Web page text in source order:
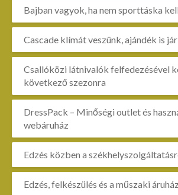
Bajban vagyok, ha nem sporttáska
Cascade klímát veszünk, ajándék is
Csallóközi látnivalók felfedezésével
következő szezonra
DressPack – Minőségi outlet és
webáruház
Edzés közben a
Edzés, felkészülés és a műszaki áruház